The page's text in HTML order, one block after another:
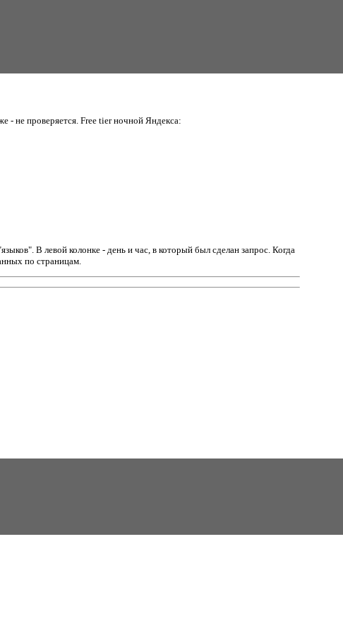
- не проверяется. Free tier ночной Яндекса:
В левой колонке - день и час, в который был сделан запрос. Когда
по страницам.